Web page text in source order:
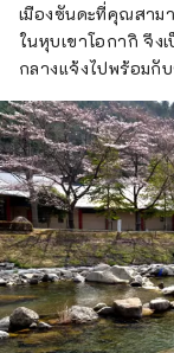
เมืองซันดะที่คุณสาม
ในหุบเขาโอกากิ จึง
กลางแจ้งไปพร้อมกั